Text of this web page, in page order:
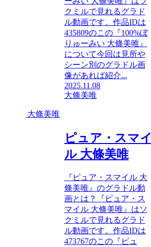
クミルで見れるグラド
ル動画です。作品IDは
435809のこの『100%ぼ
りゅーみい 大條美唯』
について今回は見所や
シーン別のグラドル画
像があれば紹介...
2025.11.08
大條美唯
大條美唯
ピュア・スマイ
ル 大條美唯
『ピュア・スマイル 大
條美唯』のグラドル動
画とは？『ピュア・ス
マイル 大條美唯』はソ
クミルで見れるグラド
ル動画です。作品IDは
473767のこの『ピュ